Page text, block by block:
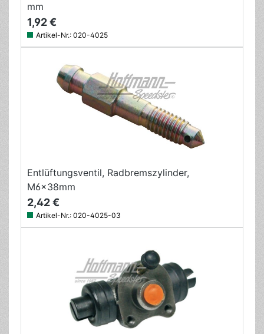
mm
1,92 €
Artikel-Nr.: 020-4025
Entlüftungsventil, Radbremszylinder,
M6x38mm
2,42 €
Artikel-Nr.: 020-4025-03